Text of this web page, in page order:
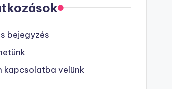
bejegyzés
kapcsolatba velünk